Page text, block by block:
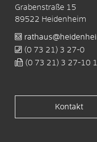
Grabenstraße 15
89522 Heidenheim
(0 73 21) 3 27-0
(0 73 21) 3 27-10
Kontakt